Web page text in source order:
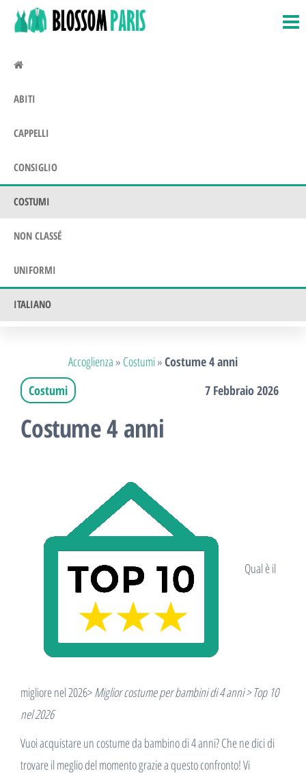
Salta
contenuto
ABITI
CAPPELLI
CONSIGLIO
COSTUMI
NON CLASSÉ
UNIFORMI
ITALIANO
Accoglienza » Costumi»Costume 4 anni
Costumi
7 Febbraio 2026
Costume 4 anni
Qual è il
migliore nel 2026>Miglior costume per bambini di 4 anni > Top 10
nel 2026
Vuoi acquistare un costume da bambino di 4 anni? Che ne dici di
trovare il meglio del momento grazie a questo confronto! Vi